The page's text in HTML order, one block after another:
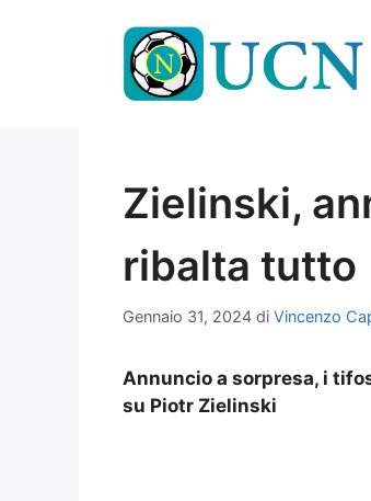
Zielinski,
ribalta tutto
Gennaio 31, 2024 di Vincenzo
Annuncio a sorpresa, i
su Piotr Zielinski